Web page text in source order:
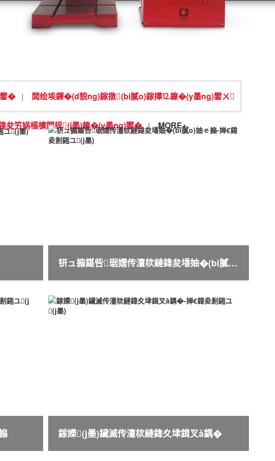
� | 闆绘埃鍕�(d貌ng)鎵撴(bi膩o)鎵撶⒓鎳�(y墨ng)鐢ㄨ
夋竻娲楅櫎閵规(j墨)鎳�(y墨ng)鐢� | MORE+
钘ュ搧鍖呰琚嬬传澶栨縺鍏夋墦妯�(bi膩o)妯ｅ搧
鎵嬫(j墨)鑶滅传澶栨縺鍏夊垏鍓叉ǎ鍝�